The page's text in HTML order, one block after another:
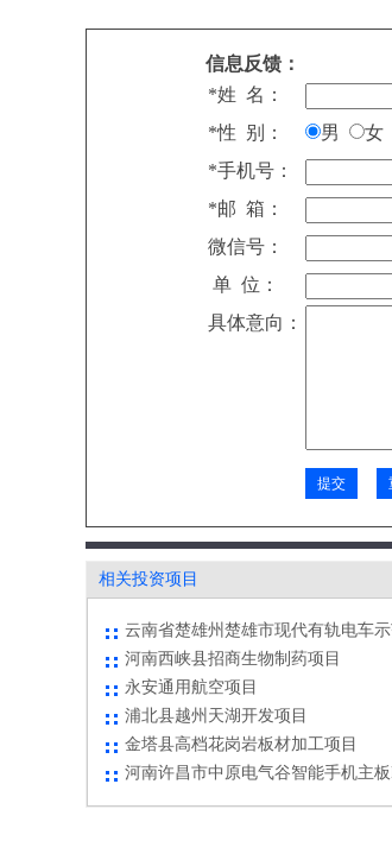
信息反馈：
*姓 名：
*性 别：
男
女
*手机号：
*邮 箱：
微信号：
单 位：
具体意向：
相关投资项目
平乐国医养生园项目
北海市银海区蓝色产业集中区项目
河北石家庄中关村创业大街招商项目
河南西峡县招商生物制药项目
永安通用航空项目
浦北县越州天湖开发项目
金塔县高档花岗岩板材加工项目
聚烯烃深加工项目